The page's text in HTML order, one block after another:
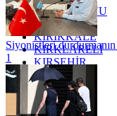
KASTAMONU
KAYSERİ
KIRIKKALE
KIRKLARELİ
KIRŞEHİR
KOCAELİ
KONYA
KÜTAHYA
KİLİS
Siyonistleri
1